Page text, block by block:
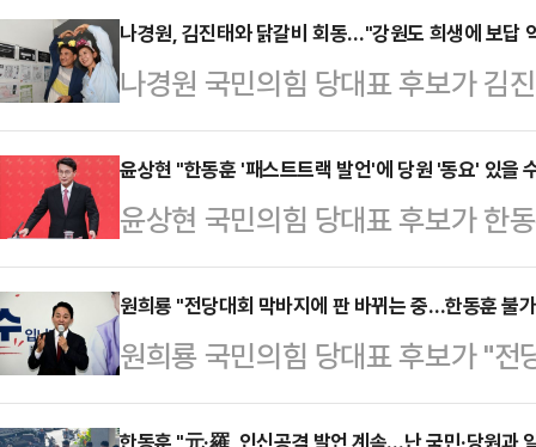
나경원, 김진태와 닭갈비 회동…"강원도 희생에 보답
나경원 국민의힘 당대표 후보가 김
헌신이 보답될 수 있도록 강원도민
대한 약속을 드리겠다"고 밝혔다.
에서 김 지사와 만나 닭갈비 오찬을
원희룡·윤상현·한동훈 후보는 당
와 공식 회동한 건 나 후보가 처음
선후배 사이다.나 후보는 김 지사
대 청년 같…
윤상현 "한동훈 '패스트트랙 발언'에 당원 '동요' 있을
윤상현 국민의힘 당대표 후보가 한
로에 대해 "막판에 당원들 사이에
는 21일 오후 국회 소통관에서 기
못하겠다. 그러나 우려의 분위기가
"(의원들) 텔레그램 방에 가면 (비
원희룡 "전당대회 막바지에 판 바뀌는 중…한동훈 불
원희룡 국민의힘 당대표 후보가 "
원들이 한동훈 후보에 대해 정치의